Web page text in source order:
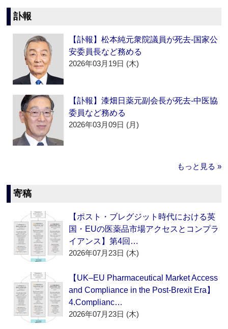
訃報
【訃報】松本純元衆院議員が死去‐国家公
安委員長など務める
2026年03月19日 (木)
【訃報】漆畑日薬元副会長が死去‐中医協
委員など務める
2026年03月09日 (月)
もっと見る »
寄稿
【ポスト・ブレグジット時代における英
国・EUの医薬品市場アクセスとコンプラ
イアンス】第4回…
2026年07月23日 (木)
【UK–EU Pharmaceutical Market Access
and Compliance in the Post-Brexit Era】
4.Complianc…
2026年07月23日 (木)